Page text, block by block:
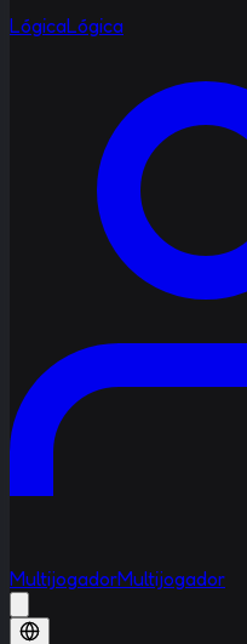
LógicaLógica
MultijogadorMultijogador